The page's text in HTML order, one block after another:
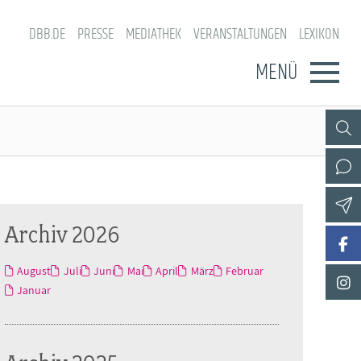
DBB.DE PRESSE MEDIATHEK VERANSTALTUNGEN LEXIKON
MENÜ
Archiv 2026
August Juli Juni Mai April März
Februar
Januar